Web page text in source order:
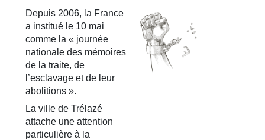
Depuis 2006, la France
a institué le 10 mai
comme la « journée
nationale des mémoires
de la traite, de
l’esclavage et de leur
abolitions ».
La ville de Trélazé
attache une attention
particulière à la